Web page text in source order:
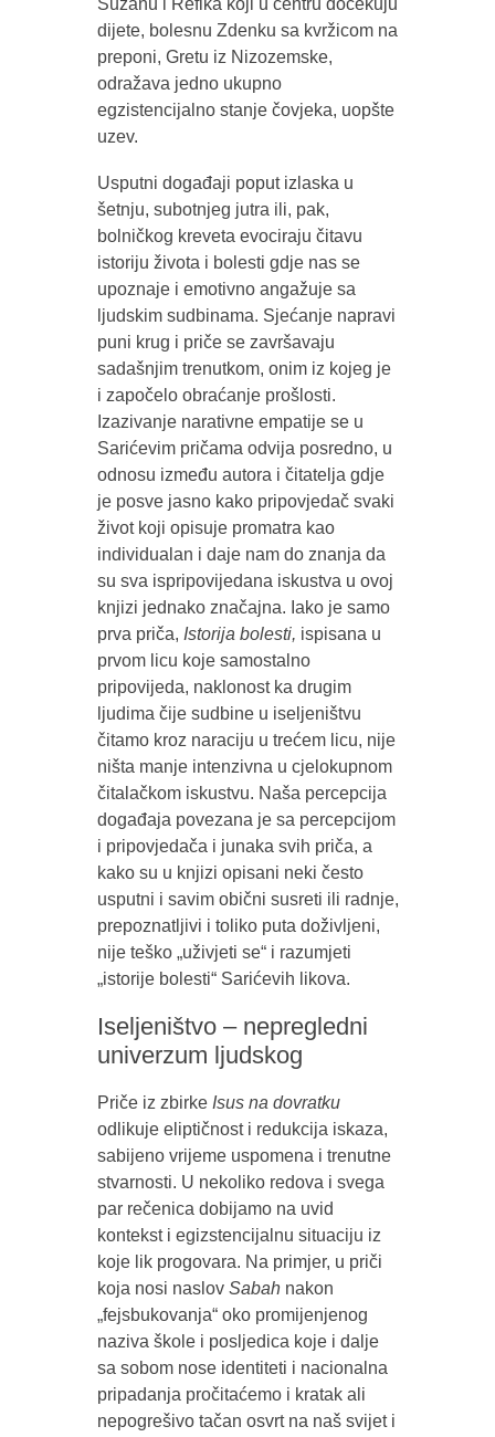
Suzanu i Refika koji u centru dočekuju
dijete, bolesnu Zdenku sa kvržicom na
preponi, Gretu iz Nizozemske,
odražava jedno ukupno
egzistencijalno stanje čovjeka, uopšte
uzev.
Usputni događaji poput izlaska u
šetnju, subotnjeg jutra ili, pak,
bolničkog kreveta evociraju čitavu
istoriju života i bolesti gdje nas se
upoznaje i emotivno angažuje sa
ljudskim sudbinama. Sjećanje napravi
puni krug i priče se završavaju
sadašnjim trenutkom, onim iz kojeg je
i započelo obraćanje prošlosti.
Izazivanje narativne empatije se u
Sarićevim pričama odvija posredno, u
odnosu između autora i čitatelja gdje
je posve jasno kako pripovjedač svaki
život koji opisuje promatra kao
individualan i daje nam do znanja da
su sva ispripovijedana iskustva u ovoj
knjizi jednako značajna. Iako je samo
prva priča, Istorija bolesti, ispisana u
prvom licu koje samostalno
pripovijeda, naklonost ka drugim
ljudima čije sudbine u iseljeništvu
čitamo kroz naraciju u trećem licu, nije
ništa manje intenzivna u cjelokupnom
čitalačkom iskustvu. Naša percepcija
događaja povezana je sa percepcijom
i pripovjedača i junaka svih priča, a
kako su u knjizi opisani neki često
usputni i savim obični susreti ili radnje,
prepoznatljivi i toliko puta doživljeni,
nije teško „uživjeti se“ i razumjeti
„istorije bolesti“ Sarićevih likova.
Iseljeništvo – nepregledni
univerzum ljudskog
Priče iz zbirke Isus na dovratku
odlikuje eliptičnost i redukcija iskaza,
sabijeno vrijeme uspomena i trenutne
stvarnosti. U nekoliko redova i svega
par rečenica dobijamo na uvid
kontekst i egizstencijalnu situaciju iz
koje lik progovara. Na primjer, u priči
koja nosi naslov Sabah nakon
„fejsbukovanja“ oko promijenjenog
naziva škole i posljedica koje i dalje
sa sobom nose identiteti i nacionalna
pripadanja pročitaćemo i kratak ali
nepogrešivo tačan osvrt na naš svijet i